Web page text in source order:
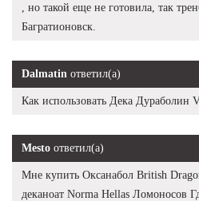
, но такой еще не готовила, так
Багратионовск.
Dalmatin ответил(а)
Как использовать Дека Дураболин
Mesto ответил(а)
Мне купить Оксанабол British
деканоат Norma Hellas Ломоносов